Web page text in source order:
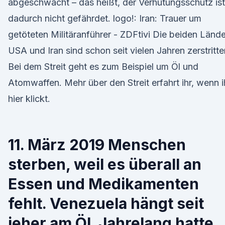
abgeschwächt – das heißt, der Verhütungsschutz ist
dadurch nicht gefährdet. logo!: Iran: Trauer um
getöteten Militäranführer - ZDFtivi Die beiden
USA und Iran sind schon seit vielen Jahren
Bei dem Streit geht es zum Beispiel um Öl und
Atomwaffen. Mehr über den Streit erfahrt ihr, wenn
hier klickt.
11. März 2019 Menschen
sterben, weil es überall an
Essen und Medikamenten
fehlt. Venezuela hängt seit